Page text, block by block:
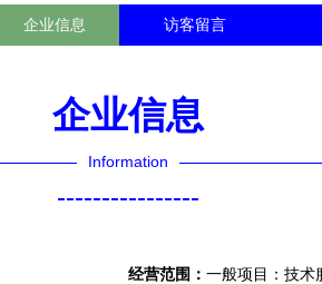
企业信息 访客留言
企业信息
Information
----------------
经营范围： 一般项目：技术